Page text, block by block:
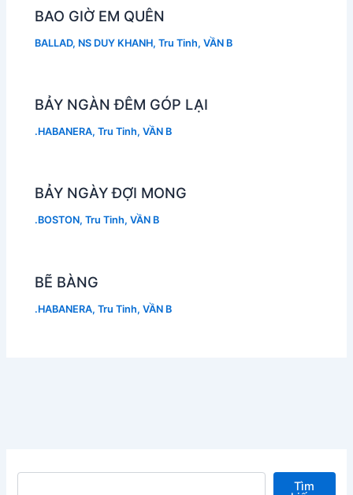
BAO GIỜ EM QUÊN
BALLAD, NS DUY KHANH,Tru Tinh,VẦN B
BẢY NGÀN ĐÊM GÓP LẠI
.HABANERA,Tru Tinh,VẦN B
BẢY NGÀY ĐỢI MONG
.BOSTON,Tru Tinh,VẦN B
BẼ BÀNG
.HABANERA,Tru Tinh,VẦN B
Tìm